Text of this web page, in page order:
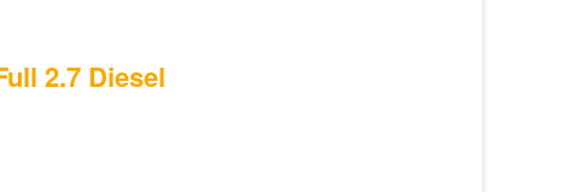
2.7 Diesel